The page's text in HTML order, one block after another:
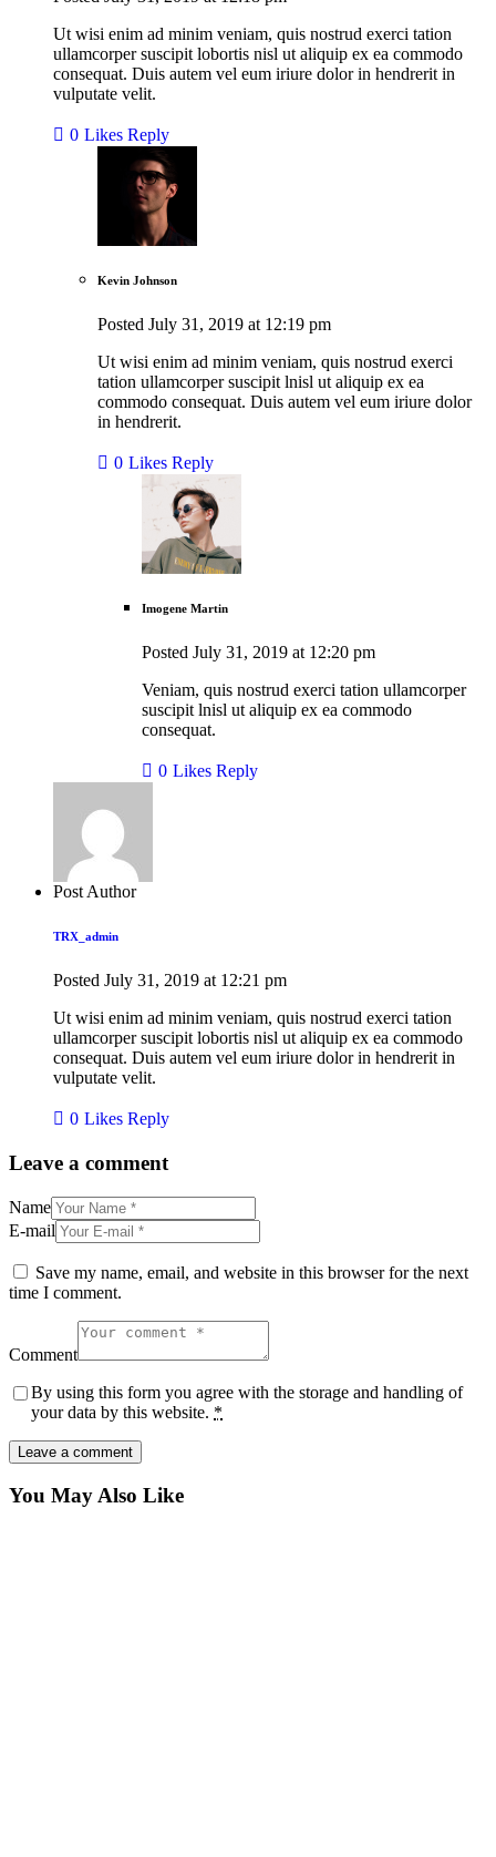
Ut wisi enim ad minim veniam, quis nostrud exerci tation
ullamcorper suscipit lobortis nisl ut aliquip ex ea commodo
consequat. Duis autem vel eum iriure dolor in hendrerit in
vulputate velit.
0 Likes Reply
Kevin Johnson
Posted July 31, 2019 at 12:19 pm
Ut wisi enim ad minim veniam, quis nostrud exerci
tation ullamcorper suscipit lnisl ut aliquip ex ea
commodo consequat. Duis autem vel eum iriure dolor
in hendrerit.
0 Likes Reply
Imogene Martin
Posted July 31, 2019 at 12:20 pm
Veniam, quis nostrud exerci tation ullamcorper
suscipit lnisl ut aliquip ex ea commodo
consequat.
0 Likes Reply
Post Author
TRX_admin
Posted July 31, 2019 at 12:21 pm
Ut wisi enim ad minim veniam, quis nostrud exerci tation
ullamcorper suscipit lobortis nisl ut aliquip ex ea commodo
consequat. Duis autem vel eum iriure dolor in hendrerit in
vulputate velit.
0 Likes Reply
Leave a comment
Name
E-mail
Save my name, email, and website in this browser for the next
time I comment.
Comment
By using this form you agree with the storage and handling of
your data by this website. *
You May Also Like